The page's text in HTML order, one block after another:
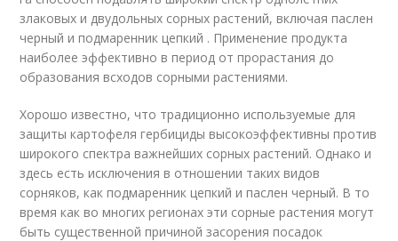
злаковых и двудольных сорных растений, включая паслен
черный и подмаренник цепкий . Применение продукта
наиболее эффективно в период от прорастания до
образования всходов сорными растениями.
Хорошо известно, что традиционно используемые для
защиты картофеля гербициды высокоэффективны против
широкого спектра важнейших сорных растений. Однако и
здесь есть исключения в отношении таких видов
сорняков, как подмаренник цепкий и паслен черный. В то
время как во многих регионах эти сорные растения могут
быть существенной причиной засорения посадок